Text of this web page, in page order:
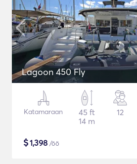
Lagoon 450 Fly
Katamaraan
45 ft
14 m
12
$1,398 /öö